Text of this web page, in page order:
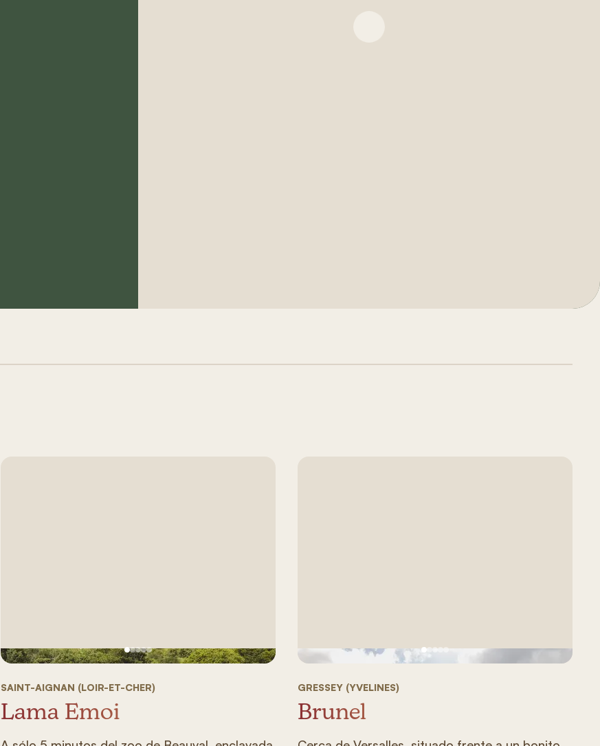
Ver imagen 1
Ver imagen 2
Ver imagen 3
Ver imagen 4
Ver imagen 5
SAINT-AIGNAN (LOIR-ET-CHER)
Lama Emoi
Ver imagen 1
Ver imagen 2
Ver imagen 3
Ver imagen 4
Ver imagen 5
GRESSEY (YVELINES)
Brunel